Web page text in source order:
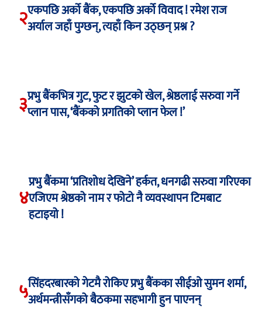
२एकपछि अर्को बैंक, एकपछि अर्को विवाद ! रमेश राज
अर्याल जहाँ पुग्छन्, त्यहाँ किन उठ्छन् प्रश्न ?
३प्रभु बैंकभित्र गुट, फुट र झुटको खेल, श्रेष्ठलाई सरुवा गर्ने
प्लान पास, ‘बैंकको प्रगतिको प्लान फेल !’
४
प्रभु बैंकमा ‘प्रतिशोध देखिने’ हर्कत, धनगढी सरुवा गरिएका
एजिएम श्रेष्ठको नाम र फोटो नै व्यवस्थापन टिमबाट
हटाइयो !
५सिंहदरबारको गेटमै रोकिए प्रभु बैंकका सीईओ सुमन शर्मा,
अर्थमन्त्रीसँगको बैठकमा सहभागी हुन पाएनन्